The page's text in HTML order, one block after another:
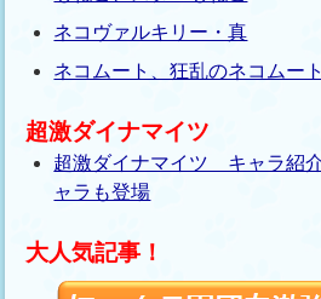
ネコヴァルキリー・真
ネコムート、狂乱のネコムート
超激ダイナマイツ
超激ダイナマイツ キャラ紹
ャラも登場
大人気記事！